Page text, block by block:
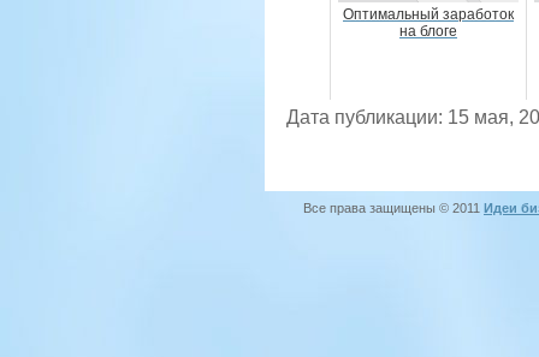
Оптимальный заработок
на блоге
Дата публикации: 15 мая,
Все права защищены © 2011 Идеи